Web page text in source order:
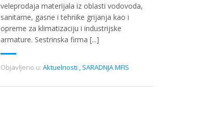
veleprodaja materijala iz oblasti vodovoda,
sanitarne, gasne i tehnike grijanja kao i
opreme za klimatizaciju i industrijske
armature. Sestrinska firma [...]
Objavljeno u: Aktuelnosti , SARADNJA MFIS